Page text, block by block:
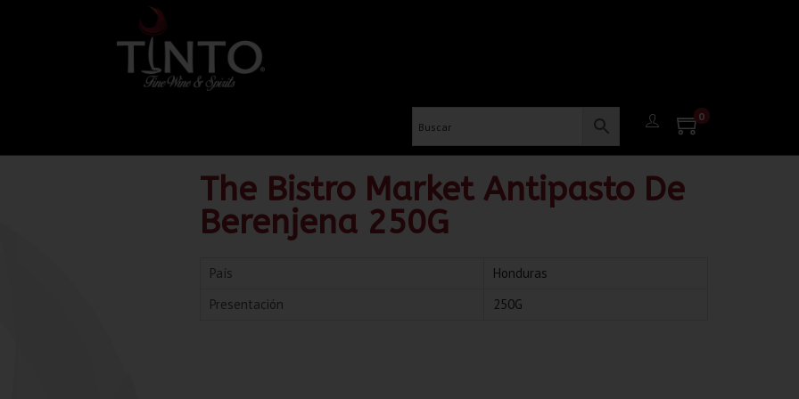
0
The Bistro Market Antipasto De
Berenjena 250G
País
Honduras
Presentación
250G